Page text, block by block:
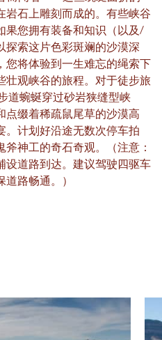
岩石上雕刻而成的。有些峡谷
果您拥有装备和知识（以及/
探索这片色彩斑斓的沙漠深
您将体验到一生难忘的绳索下
壮观峡谷的旅程。对于徒步旅
道蜿蜒穿过砂岩狭缝型峡
点缀着稀疏鼠尾草的沙漠高
。计划好沿途无数次停车拍
神工的奇石奇观。（注意：
设道路到达。建议驾驶四驱车
路畅通。）